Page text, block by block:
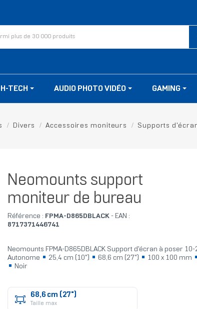
TECH AUDIO PHOTO VIDÉO GAMING
Divers Accessoires moniteurs Supports
Neomounts support
moniteur de bureau
Référence : FPMA-D865DBLACK- EAN :
8717371446741
Neomounts FPMA-D865DBLACK Support d'écran à poser
Autonome
25,4 cm (10") 68,6 cm (27") 100 x 100 mm
Noir
68,6 cm (27")
Taille max